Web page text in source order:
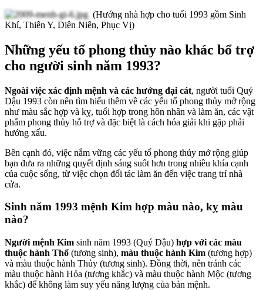
(Hướng nhà hợp cho tuổi 1993 gồm Sinh
Khí, Thiên Y, Diên Niên, Phục Vị)
Những yếu tố phong thủy nào khác bổ trợ
cho người sinh năm 1993?
Ngoài việc xác định mệnh và các hướng đại cát, người tuổi Quý
Dậu 1993 còn nên tìm hiểu thêm về các yếu tố phong thủy mở rộng
như màu sắc hợp và kỵ, tuổi hợp trong hôn nhân và làm ăn, các vật
phẩm phong thủy hỗ trợ và đặc biệt là cách hóa giải khi gặp phải
hướng xấu.
Bên cạnh đó, việc nắm vững các yếu tố phong thủy mở rộng giúp
bạn đưa ra những quyết định sáng suốt hơn trong nhiều khía cạnh
của cuộc sống, từ việc chọn đối tác làm ăn đến việc trang trí nhà
cửa.
Sinh năm 1993 mệnh Kim hợp màu nào, kỵ màu
nào?
Người mệnh Kim sinh năm 1993 (Quý Dậu) hợp với các màu
thuộc hành Thổ (tương sinh), màu thuộc hành Kim (tương hợp)
và màu thuộc hành Thủy (tương sinh). Đồng thời, nên tránh các
màu thuộc hành Hỏa (tương khắc) và màu thuộc hành Mộc (tương
khắc) để không làm suy yếu năng lượng của bản mệnh.